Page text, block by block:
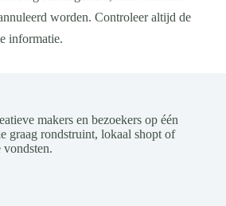
worden. Controleer altijd de
informatie.
makers en bezoekers op één
graag rondstruint, lokaal shopt of
vondsten.